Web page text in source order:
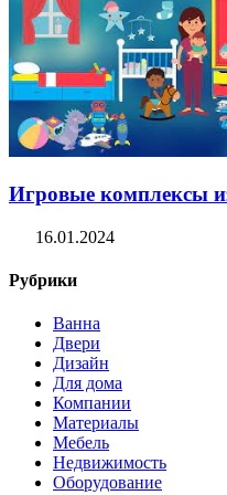
Игровые комплексы
16.01.2024
Рубрики
Ванна
Двери
Дизайн
Для дома
Компании
Материалы
Мебель
Недвижимость
Оборудование